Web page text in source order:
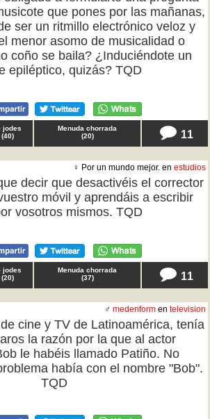
que pones por las mañanas,
ser un ritmillo electrónico veloz y
menor asomo de musicalidad o
coño se baila? ¿Induciéndote un
epiléptico, quizás? TQD
jodes
(40)
Menuda chorrada
(20) 11
♀ Por un mundo mejor. en estudios
decir que desactivéis el corrector
móvil y aprendáis a escribir
vosotros mismos. TQD
jodes
(20)
Menuda chorrada
(37) 11
♂ medenform en television
cine y TV de Latinoamérica, tenía
la razón por la que al actor
le habéis llamado Patiño. No
había con el nombre "Bob".
TQD